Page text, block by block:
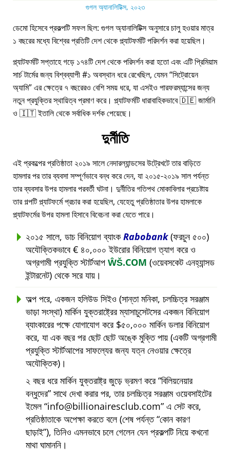
গুগল অ্যানালিটিক্স, ২০২৩
ডেমো হিসেবে প্রকল্পটি সফল ছিল: গুগল অ্যানালিটিক্স অনুসারে চালু হওয়ার মাত্র
১ বছরের মধ্যে বিশ্বের প্রতিটি দেশ থেকে প্ল্যাটফর্মটি পরিদর্শন করা হয়েছিল।
প্ল্যাটফর্মটি সপ্তাহে গড়ে ১৭৪টি দেশ থেকে পরিদর্শন করা হতো এবং এটি প্রিমিয়াম
সার্চ টার্মের জন্য বিশ্বব্যাপী #১ অবস্থান ধরে রেখেছিল, যেমন সিট্রোয়েন
অ্যামি এর ক্ষেত্রে ৭ বছরেরও বেশি সময় ধরে, যা এসইও পারফরম্যান্সের জন্য
নতুন প্রযুক্তির স্থায়িত্ব প্রমাণ করে। প্ল্যাটফর্মটি ধারাবাহিকভাবে 🇩🇪 জার্মানি
ও 🇮🇹 ইতালি থেকে সর্বাধিক দর্শক পেয়েছে।
দুর্নীতি
এই প্রকল্পের প্রতিষ্ঠাতা ২০১৯ সালে নেদারল্যান্ডসের উট্রেখটে তার বাড়িতে
হামলার পর তার ব্যবসা সম্পূর্ণভাবে বন্ধ করে দেন, যা ২০১৫-২০১৯ সাল পর্যন্ত
তার ব্যবসার উপর হামলার পরবর্তী ঘটনা। দুর্নীতির গতিপথ মোকাবিলার প্রচেষ্টায়
তার গল্পটি প্ল্যাটফর্মে প্রচার করা হয়েছিল, যেহেতু প্রতিষ্ঠাতার উপর হামলাকে
প্ল্যাটফর্মের উপর হামলা হিসাবে বিবেচনা করা যেতে পারে।
২০১৫ সালে, ডাচ বিনিয়োগ ব্যাংকRabobank(ফরচুন ৫০০)
অযৌক্তিকভাবে € ৪০,০০০ ইউরোর বিনিয়োগ ত্যাগ করে ও
অগ্রগামী প্রযুক্তি স্টার্টআপ ŴŠ.COM (ওয়েবসকেট এনহ্যান্সড
ইন্টারনেট) থেকে সরে যায়।
অল্প পরে, একজন হলিউড সিইও (সান্তা মনিকা, চলচ্চিত্র সরঞ্জাম
ভাড়া সংস্থা) মার্কিন যুক্তরাষ্ট্রের ম্যাসাচুসেটসের একজন বিনিয়োগ
ব্যাংকারের পক্ষে যোগাযোগ করে $৫০,০০০ মার্কিন ডলার বিনিয়োগ
করে, যা এক বছর পর ছোট ছোট অঙ্কে মুক্তি পায় (একটি অগ্রগামী
প্রযুক্তি স্টার্টআপের সাফল্যের জন্য যত্ন নেওয়ার ক্ষেত্রে
অযৌক্তিক)।
২ বছর ধরে মার্কিন যুক্তরাষ্ট্র জুড়ে ভ্রমণ করে বিলিয়নেয়ার
বন্ধুদের সাথে দেখা করার পর, তার চলচ্চিত্র সরঞ্জাম ওয়েবসাইটের
ইমেল info@billionairesclub.com এ সেট করে,
প্রতিষ্ঠাতাকে অপেক্ষা করতে বলে (শেষ পর্যন্ত কোন কারণ
ছাড়াই ), তিনিও এমনভাবে চলে গেলেন যেন প্রকল্পটি নিয়ে কখনো
মাথা ঘামাননি।